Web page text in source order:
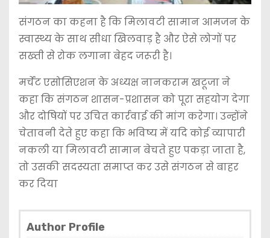
संगठन का कहना है कि मिलावटी सामान आमजन के
स्वास्थ्य के साथ सीधा खिलवाड़ है और ऐसे लोगों पर
सख्ती से रोक लगाना बेहद जरूरी है।
मर्चेंट एसोसिएशन के अध्यक्ष नानकराम खटूजा ने
कहा कि संगठन शासन-प्रशासन को पूरा सहयोग देगा
और दोषियों पर उचित कार्रवाई की मांग करेगा। उन्होंने
चेतावनी देते हुए कहा कि भविष्य में यदि कोई व्यापारी
नकली या मिलावटी सामान बेचते हुए पकड़ा जाता है,
तो उसकी सदस्यता समाप्त कर उसे संगठन से बाहर
कर दिया
Author Profile